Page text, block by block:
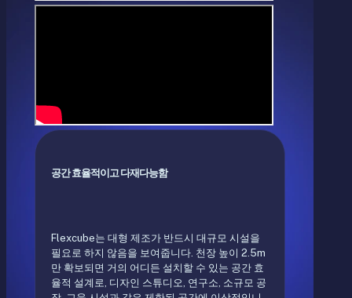
공간 효율적이고 다재다능함
Flexcube는 대형 제조가 반드시 대규모 시설을
필요로 하지 않음을 보여줍니다. 천장 높이 2.5m
만 확보되면 거의 어디든 설치할 수 있는 공간 효
율적 설계로, 디자인 스튜디오, 연구소, 소규모 공